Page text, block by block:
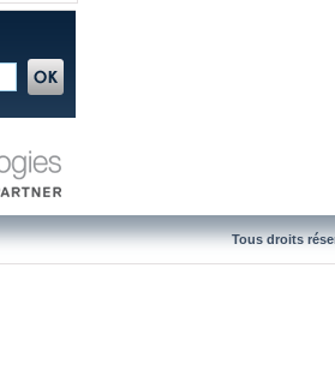
Tous droits